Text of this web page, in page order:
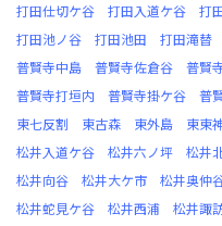
打田仕切ケ谷
打田入道ケ谷 打
打田池ノ谷
打田池田 打田滝替
普賢寺中島
普賢寺佐倉谷 普賢
普賢寺打垣内
普賢寺掛ケ谷 普
東七反割
東古森 東外島 東東
松井入道ケ谷
松井六ノ坪 松井
松井向谷
松井大ケ市 松井奥仲
松井蛇見ケ谷
松井西浦 松井諏